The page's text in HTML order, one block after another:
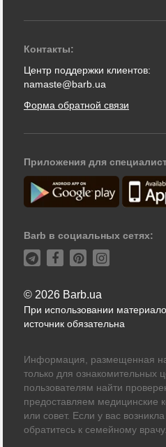
Контакты:
Центр поддержки клиентов:
namaste@barb.ua
Форма обратной связи
Приложения для
Barb в социальных сетях:
© 2026 Barb.ua
При использовании
источник обязательна
Информация, размещенная
только для ознакомительных
пользователям найти
предоставляем медицинские
или совет. Если у вас
обратитесь к семейному врачу.